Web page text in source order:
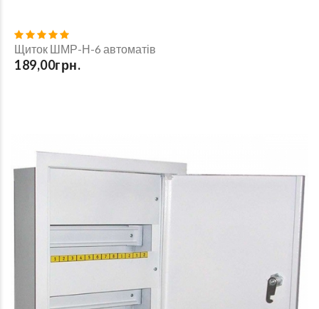
Щиток ШМР-Н-6 автоматів
189,00грн.